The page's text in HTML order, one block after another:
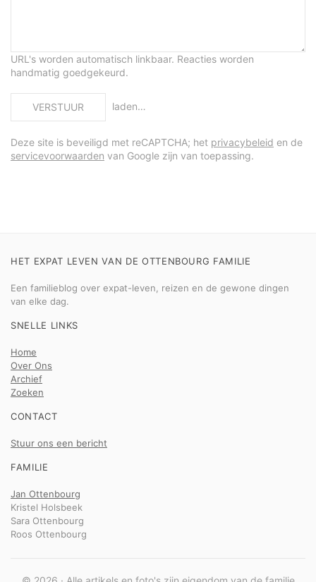
URL's worden automatisch linkbaar. Reacties worden
handmatig goedgekeurd.
VERSTUUR laden…
Deze site is beveiligd met reCAPTCHA; het privacybeleid en de
servicevoorwaarden van Google zijn van toepassing.
HET EXPAT LEVEN VAN DE OTTENBOURG FAMILIE
Een familieblog over expat-leven, reizen en de gewone dingen
van elke dag.
SNELLE LINKS
Home
Over Ons
Archief
Zoeken
CONTACT
Stuur ons een bericht
FAMILIE
Jan Ottenbourg
Kristel Holsbeek
Sara Ottenbourg
Roos Ottenbourg